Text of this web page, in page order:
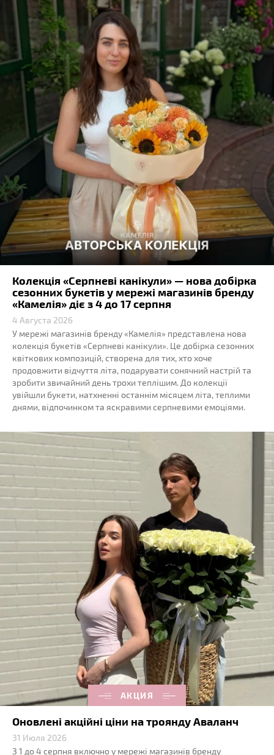
Колекція «Серпневі канікули» — нова добірка
сезонних букетів у мережі магазинів бренду
«Камелія» діє з 4 до 17 серпня
4 Августа 2026
У мережі магазинів бренду «Камелія» представлена нова
колекція букетів «Серпневі канікули». Це добірка сезонних
квіткових композицій, створена для тих, хто хоче
продовжити відчуття літа, подарувати сонячний настрій та
зробити звичайний день трохи теплішим. До колекції
увійшли букети, натхненні останнім місяцем літа, теплими
днями, відпочинком та яскравими серпневими емоціями.
АКЦИЯ
Оновлені акційні ціни на троянду Аваланч
31 Июля 2026
З 1 до 4 серпня включно у мережі магазинів бренду